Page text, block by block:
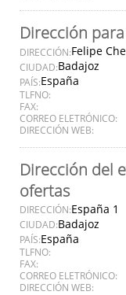
Dirección
DIRECCIÓN:Felipe
CIUDAD:Badajoz
PAÍS:España
TLFNO:
FAX:
CORREO ELETRÓNICO:
DIRECCIÓN WEB:
Dirección del
ofertas
DIRECCIÓN:España 1
CIUDAD:Badajoz
PAÍS:España
TLFNO:
FAX:
CORREO ELETRÓNICO:
DIRECCIÓN WEB: